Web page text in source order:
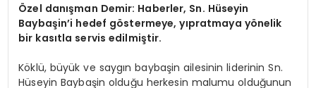
Özel danışman Demir: Haberler, Sn. Hüseyin
Baybaşin’i hedef göstermeye, yıpratmaya yönelik
bir kasıtla servis edilmiştir.
Köklü, büyük ve saygın baybaşin ailesinin liderinin Sn.
Hüseyin Baybaşin olduğu herkesin malumu olduğunun